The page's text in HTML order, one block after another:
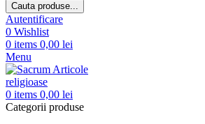
Cauta produse...
Autentificare
0 Wishlist
0 items 0,00 lei
Menu
0 items 0,00 lei
Categorii produse